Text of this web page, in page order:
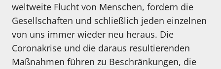
weltweite Flucht von Menschen, fordern die
Gesellschaften und schließlich jeden einzelnen
von uns immer wieder neu heraus. Die
Coronakrise und die daraus resultierenden
Maßnahmen führen zu Beschränkungen, die